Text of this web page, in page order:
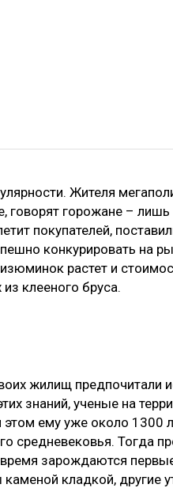
Жителя
говорят горожане –
покупателей,
конкурировать на
растет и
клееного бруса.
жилищ предпочитали
знаний, ученые на
ему уже около 1300
средневековья. Тогда
время зарождаются
кладкой, другие